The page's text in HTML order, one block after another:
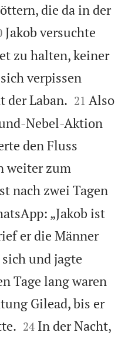
die da in der
Jakob versuchte
zu halten, keiner
verpissen
der Laban. 

21 Also
Nebel-Aktion
den Fluss
weiter zum
nach zwei Tagen
„Jakob ist
er die Männer
und jagte
Tage lang waren
Gilead, bis er


24 In der Nacht,